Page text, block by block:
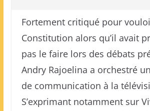
Fortement critiqué pour
Constitution alors qu’il avait
pas le faire lors des débats
Andry Rajoelina a orchestré
de communication à la
S’exprimant notamment sur